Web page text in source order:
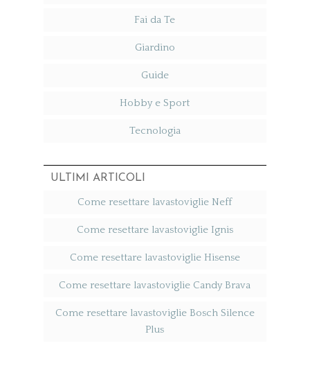
Fai da Te
Giardino
Guide
Hobby e Sport
Tecnologia
ULTIMI ARTICOLI
Come resettare lavastoviglie Neff​
Come resettare lavastoviglie Ignis​
Come resettare lavastoviglie Hisense​
Come resettare lavastoviglie Candy Brava​
Come resettare lavastoviglie Bosch Silence
Plus​